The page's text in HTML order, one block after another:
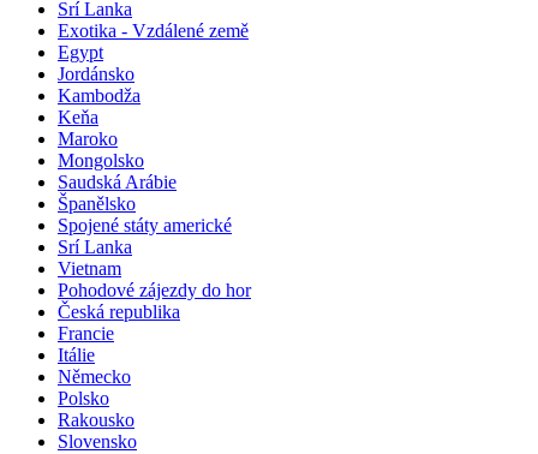
Srí Lanka
Exotika - Vzdálené země
Egypt
Jordánsko
Kambodža
Keňa
Maroko
Mongolsko
Saudská Arábie
Španělsko
Spojené státy americké
Srí Lanka
Vietnam
Pohodové zájezdy do hor
Česká republika
Francie
Itálie
Německo
Polsko
Rakousko
Slovensko